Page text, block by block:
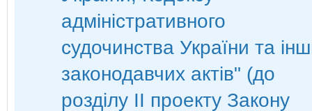
адміністративного
судочинства України та
законодавчих актів" (до
розділу ІІ проекту Закону